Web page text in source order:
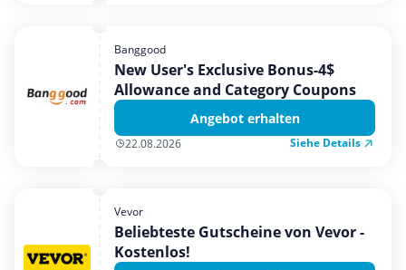
Banggood
New User's Exclusive Bonus-4$
Allowance and Category Coupons
Angebot erhalten
22.08.2026 Siehe Details
Vevor
Beliebteste Gutscheine von Vevor -
Kostenlos!